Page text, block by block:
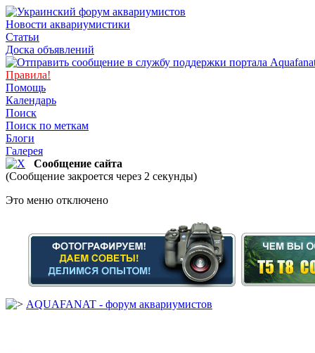
Новости аквариумистики
Статьи
Доска объявлений
Правила!
Помощь
Календарь
Поиск
Поиск по меткам
Блоги
Галерея
Сообщение сайта
(Сообщение закроется через 2 секунды)
Это меню отключено
AQUAFANAT - форум аквариумистов